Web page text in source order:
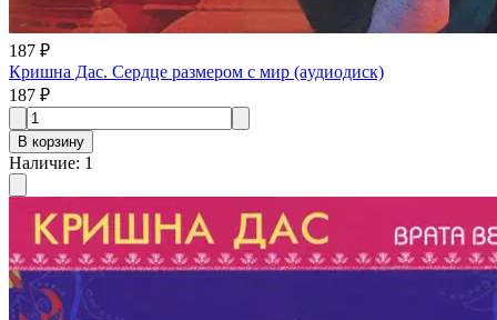
187 ₽
Кришна Дас. Сердце размером с мир (aудиодиск)
187 ₽
В корзину
Наличие: 1